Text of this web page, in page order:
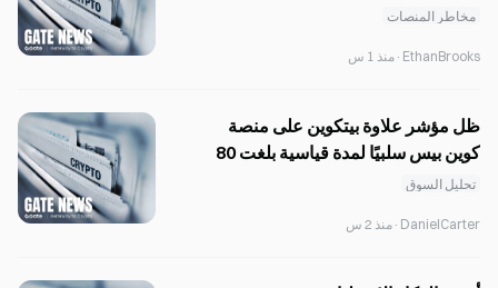
مخاطر المنصات
EthanBrooks
· منذ 1 س
ظل مؤشر علاوة بيتكوين على منصة
كوين بيس سلبيًا لمدة قياسية بلغت 80
يومًا متتاليًا.
تحليل السوق
DanielCarter
· منذ 2 س